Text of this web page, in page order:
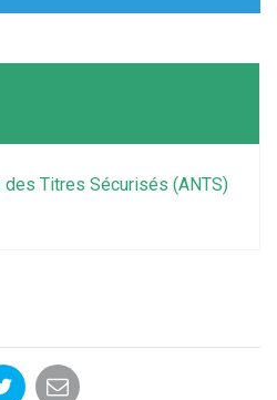
des Titres Sécurisés (ANTS)